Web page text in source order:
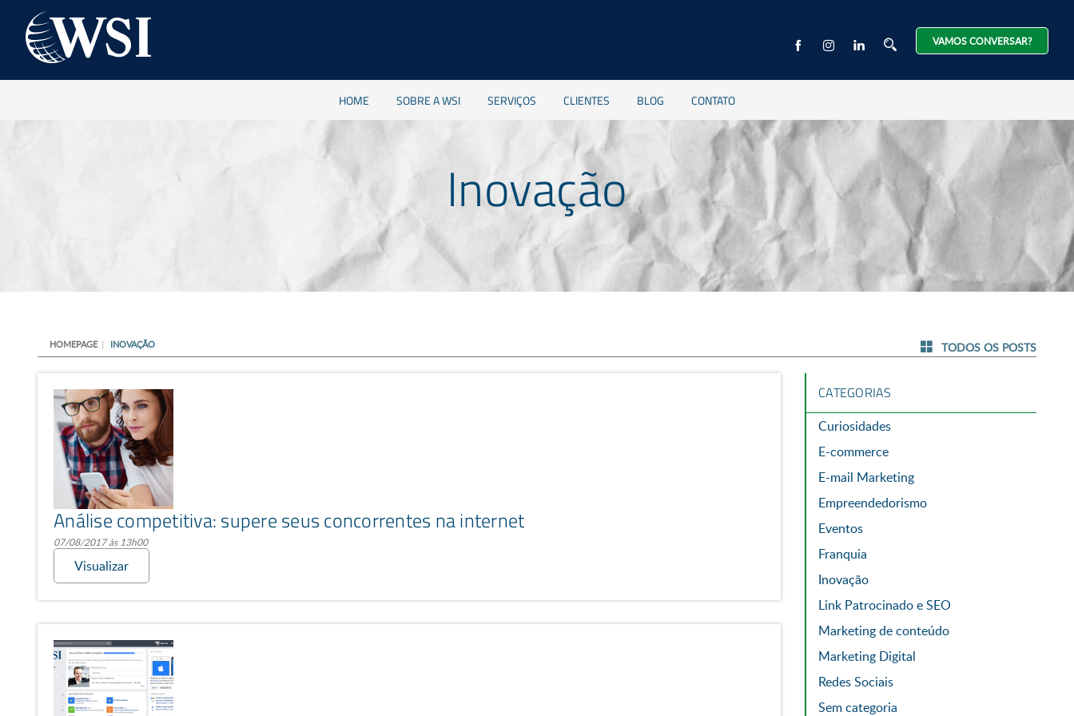
VAMOS CONVERSAR?
HOME SOBRE A WSI SERVIÇOS CLIENTES BLOG CONTATO
Inovação
HOMEPAGE INOVAÇÃO TODOS OS POSTS
Análise competitiva: supere seus concorrentes na internet
07/08/2017 às 13h00
Visualizar
CATEGORIAS
Curiosidades
E-commerce
E-mail Marketing
Empreendedorismo
Eventos
Franquia
Inovação
Link Patrocinado e SEO
Marketing de conteúdo
Marketing Digital
Redes Sociais
Sem categoria